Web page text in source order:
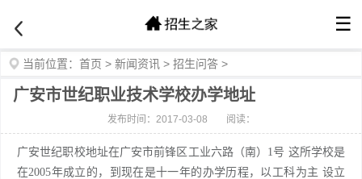
☰
当前位置： 首页 > 新闻资讯 > 招生问答 >
广安市世纪职业技术学校办学地址
发布时间：2017-03-08 阅读：
广安世纪职校地址在广安市前锋区工业六路（南）1号 这所学校是
在2005年成立的，到现在是十一年的办学历程，以工科为主 设立